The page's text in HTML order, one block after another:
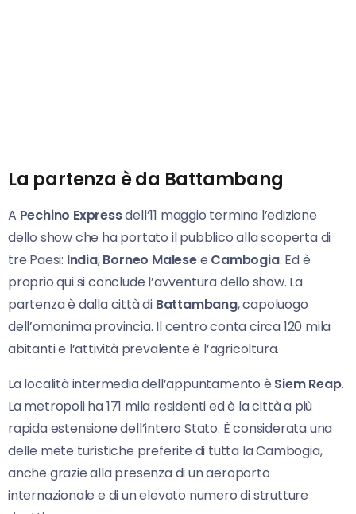
La partenza è da Battambang
A Pechino Expressdell’11 maggio termina l’edizione
dello show che ha portato il pubblico alla scoperta di
tre Paesi: India,Borneo Malesee Cambogia. Ed è
proprio qui si conclude l’avventura dello show. La
partenza è dalla città di Battambang, capoluogo
dell’omonima provincia. Il centro conta circa 120 mila
abitanti e l’attività prevalente è l’agricoltura.
La località intermedia dell’appuntamento è Siem Reap.
La metropoli ha 171 mila residenti ed è la città a più
rapida estensione dell’intero Stato. È considerata una
delle mete turistiche preferite di tutta la Cambogia,
anche grazie alla presenza di un aeroporto
internazionale e di un elevato numero di strutture